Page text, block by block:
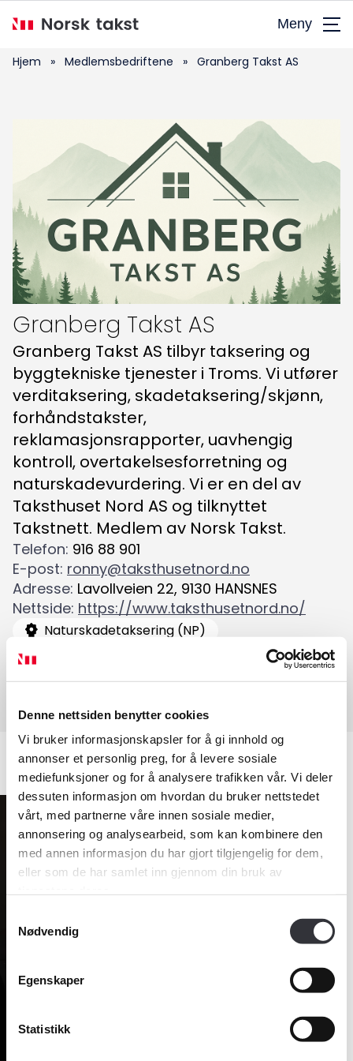
Denne nettsiden benytter cookies
Vi bruker informasjonskapsler for å gi innhold og
annonser et personlig preg, for å levere sosiale
mediefunksjoner og for å analysere trafikken vår. Vi deler
dessuten informasjon om hvordan du bruker nettstedet
vårt, med partnerne våre innen sosiale medier,
annonsering og analysearbeid, som kan kombinere den
med annen informasjon du har gjort tilgjengelig for dem,
eller som de har samlet inn gjennom din bruk av
Nødvendig
Egenskaper
Statistikk
hovedinnhold
Meny
Søk
etter:
Medlemskap
Hjem » Medlemsbedriftene » Granberg Takst AS
Granberg Takst AS
Granberg Takst AS tilbyr taksering og
byggtekniske tjenester i Troms. Vi utfører
verditaksering, skadetaksering/skjønn,
forhåndstakster,
reklamasjonsrapporter, uavhengig
kontroll, overtakelsesforretning og
naturskadevurdering. Vi er en del av
Taksthuset Nord AS og tilknyttet
Takstnett. Medlem av Norsk Takst.
Telefon: 916 88 901
E-post: ronny@taksthusetnord.no
Adresse: Lavollveien 22, 9130 HANSNES
Nettside: https://www.taksthusetnord.no/
Naturskadetaksering (NP)
Skjønn
Verditaksering av bolig